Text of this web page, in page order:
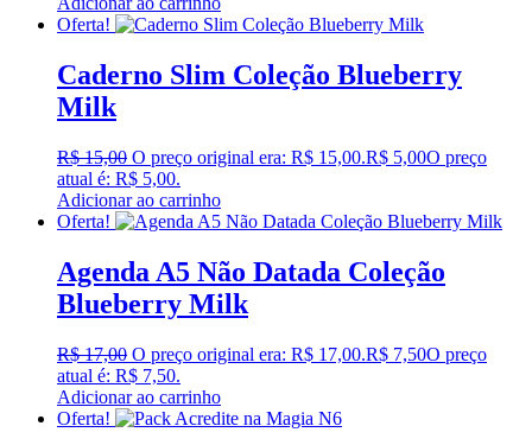
Oferta!
Caderno Slim Coleção Blueberry
Milk
R$15,00 O preço original era: R$ 15,00.R$ 5,00O preço
atual é: R$ 5,00.
Adicionar ao carrinho
Oferta!
Agenda A5 Não Datada Coleção
Blueberry Milk
R$17,00 O preço original era: R$ 17,00.R$ 7,50O preço
atual é: R$ 7,50.
Adicionar ao carrinho
Oferta!